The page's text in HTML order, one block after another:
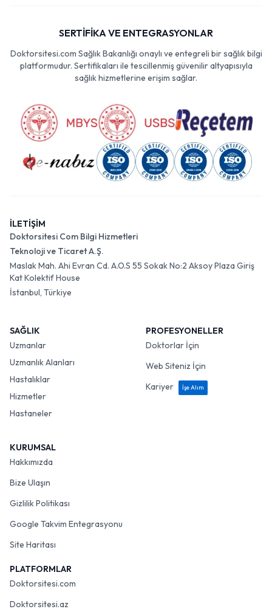
SERTİFİKA VE ENTEGRASYONLAR
Doktorsitesi.com Sağlık Bakanlığı onaylı ve entegreli bir sağlık bilgi
platformudur. Sertifikaları ile tescillenmiş güvenilir altyapısıyla
sağlık hizmetlerine erişim sağlar.
İLETİŞİM
Doktorsitesi Com Bilgi Hizmetleri
Teknoloji ve Ticaret A.Ş.
Maslak Mah. Ahi Evran Cd. A.O.S 55 Sokak No:2 Aksoy Plaza Giriş
Kat Kolektif House
İstanbul, Türkiye
SAĞLIK
Uzmanlar
Uzmanlık Alanları
Hastalıklar
Hizmetler
Hastaneler
PROFESYONELLER
Doktorlar İçin
Web Siteniz İçin
Kariyer
İşe Alım
KURUMSAL
Hakkımızda
Bize Ulaşın
Gizlilik Politikası
Google Takvim Entegrasyonu
Site Haritası
PLATFORMLAR
Doktorsitesi.com
Doktorsitesi.az